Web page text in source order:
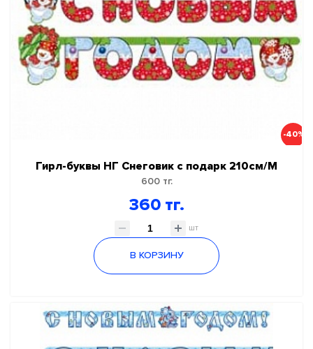
-40%
Гирл-буквы НГ Снеговик с подарк 210см/М
600 тг.
360 тг.
шт
В КОРЗИНУ